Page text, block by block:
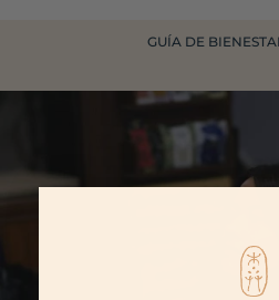
GUÍA DE